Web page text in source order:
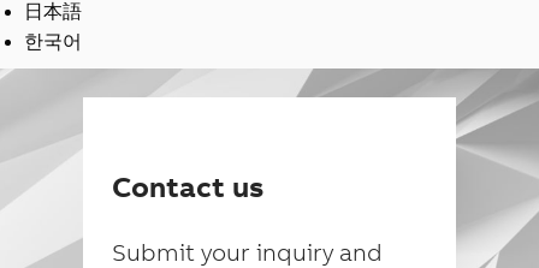
日本語
한국어
Contact us
Submit your inquiry and